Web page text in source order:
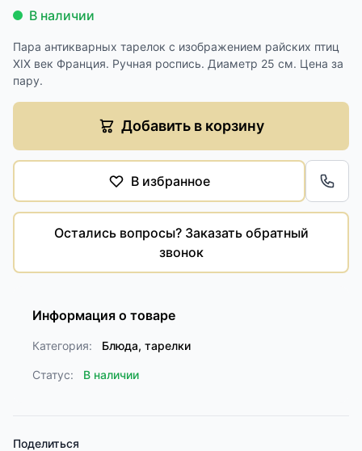
В наличии
Пара антикварных тарелок с изображением райских птиц
XIX век Франция. Ручная роспись. Диаметр 25 см. Цена за
пару.
Добавить в корзину
В избранное
Остались вопросы? Заказать обратный
звонок
Информация о товаре
Категория: Блюда, тарелки
Статус: В наличии
Поделиться